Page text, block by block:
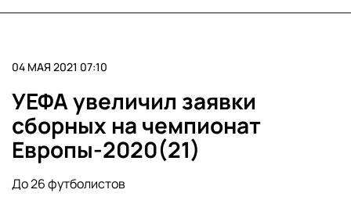
04 МАЯ 2021 07:10
УЕФА увеличил заявки
сборных на чемпионат
Европы-2020(21)
До 26 футболистов